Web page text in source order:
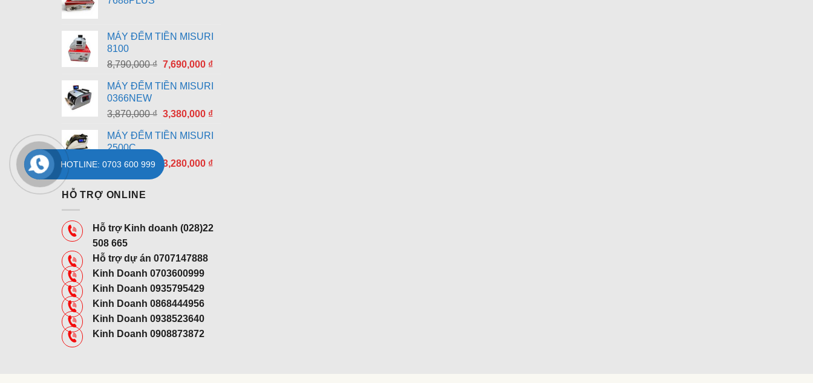
MÁY ĐẾM TIỀN MISURI
8100
8,790,000₫ Giá
là:
7,690,000 ₫Giá
tại
7,690,000 ₫.
MÁY ĐẾM TIỀN MISURI
0366NEW
3,870,000₫ Giá
là:
3,380,000 ₫Giá
tại
3,380,000 ₫.
MÁY ĐẾM TIỀN MISURI
2500C
3,750,000₫
Giá
gốc
3,280,000 ₫Giá
HỖ TRỢ ONLINE
Hỗ trợ Kinh doanh (028)22
508 665
Hỗ trợ dự án 0707147888
Kinh Doanh 0703600999
Kinh Doanh 0935795429
Kinh Doanh 0868444956
Kinh Doanh 0938523640
Kinh Doanh 0908873872
HOTLINE: 0703 600 999